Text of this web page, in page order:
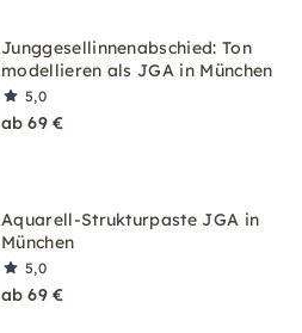
Junggesellinnenabschied: Ton
modellieren als JGA in München
5,0
ab 69 €
Aquarell-Strukturpaste JGA in
München
5,0
ab 69 €